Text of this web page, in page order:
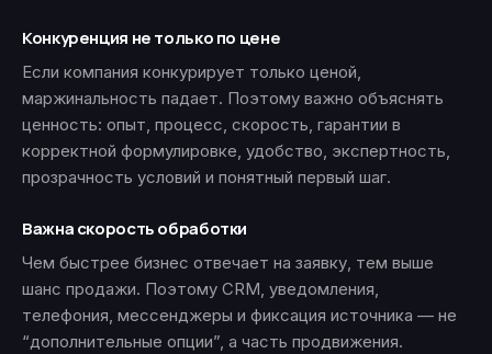
Конкуренция не только по цене
Если компания конкурирует только ценой,
маржинальность падает. Поэтому важно объяснять
ценность: опыт, процесс, скорость, гарантии в
корректной формулировке, удобство, экспертность,
прозрачность условий и понятный первый шаг.
Важна скорость обработки
Чем быстрее бизнес отвечает на заявку, тем выше
шанс продажи. Поэтому CRM, уведомления,
телефония, мессенджеры и фиксация источника — не
“дополнительные опции”, а часть продвижения.